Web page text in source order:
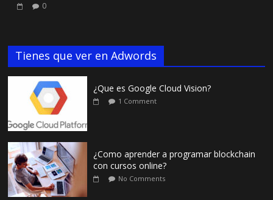
0
Tienes que ver en Adwords
¿Que es Google Cloud Vision?
1 Comment
¿Como aprender a programar blockchain
con cursos online?
No Comments